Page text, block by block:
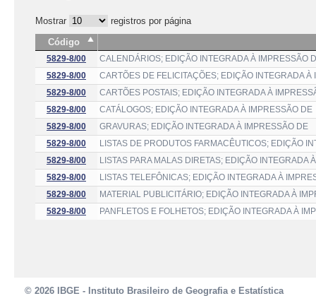
Mostrar
registros por página
Código
5829-8/00
CALENDÁRIOS; EDIÇÃO INTEGRADA À IMPRESSÃO
5829-8/00
CARTÕES DE FELICITAÇÕES; EDIÇÃO INTEGRADA À
5829-8/00
CARTÕES POSTAIS; EDIÇÃO INTEGRADA À
5829-8/00
CATÁLOGOS; EDIÇÃO INTEGRADA À IMPRESSÃO DE
5829-8/00
GRAVURAS; EDIÇÃO INTEGRADA À IMPRESSÃO DE
5829-8/00
LISTAS DE PRODUTOS FARMACÊUTICOS; EDIÇÃO
5829-8/00
LISTAS PARA MALAS DIRETAS; EDIÇÃO INTEGRADA
5829-8/00
LISTAS TELEFÔNICAS; EDIÇÃO INTEGRADA À
5829-8/00
MATERIAL PUBLICITÁRIO; EDIÇÃO INTEGRADA À
5829-8/00
PANFLETOS E FOLHETOS; EDIÇÃO INTEGRADA À
© 2026 IBGE - Instituto Brasileiro de Geografia e Estatística